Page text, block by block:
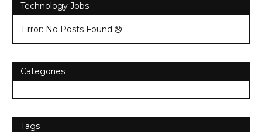
Technology Jobs
Error: No Posts Found
Categories
Tags